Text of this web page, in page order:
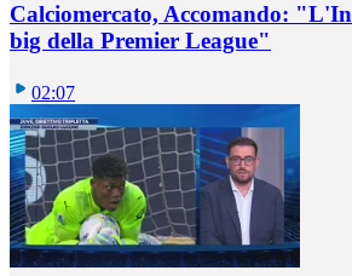
Calciomercato, Accomando:
big della Premier League"
02:07